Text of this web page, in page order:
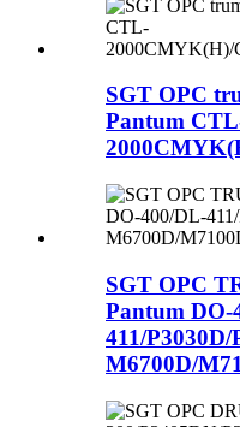
SGT OPC
Pantum
SGT OPC
Pantum DO-
411/P3030D/
M6700D/